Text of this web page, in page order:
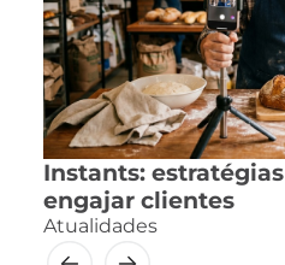
Instants:
engajar clientes
Atualidades